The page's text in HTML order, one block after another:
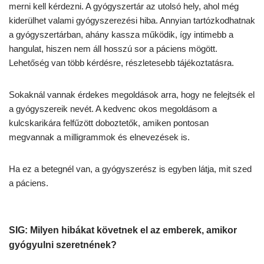
merni kell kérdezni. A gyógyszertár az utolsó hely, ahol még
kiderülhet valami gyógyszerezési hiba. Annyian tartózkodhatnak
a gyógyszertárban, ahány kassza működik, így intimebb a
hangulat, hiszen nem áll hosszú sor a páciens mögött.
Lehetőség van több kérdésre, részletesebb tájékoztatásra.
Sokaknál vannak érdekes megoldások arra, hogy ne felejtsék el
a gyógyszereik nevét. A kedvenc okos megoldásom a
kulcskarikára felfűzött doboztetők, amiken pontosan
megvannak a milligrammok és elnevezések is.
Ha ez a betegnél van, a gyógyszerész is egyben látja, mit szed
a páciens.
SIG: Milyen hibákat követnek el az emberek, amikor
gyógyulni szeretnének?